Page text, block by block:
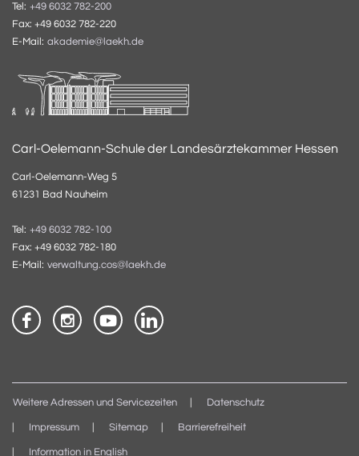
Tel: +49 6032 782-200
Fax: +49 6032 782-220
E-Mail: akademie@laekh.de
Carl-Oelemann-Schule der Landesärztekammer Hessen
Carl-Oelemann-Weg 5
61231 Bad Nauheim
Tel: +49 6032 782-100
Fax: +49 6032 782-180
E-Mail: verwaltung.cos@laekh.de
Weitere Adressen und Servicezeiten Datenschutz
Impressum Sitemap Barrierefreiheit
Information in English